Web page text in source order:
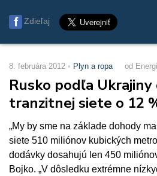
Zdieľaj
8. februára 2012 Plyn a ropa od
Rusko podľa Ukrajiny
tranzitnej siete o 12
„My by sme na základe dohody
siete 510 miliónov kubických
dodávky dosahujú len 450
Bojko. „V dôsledku extrémne